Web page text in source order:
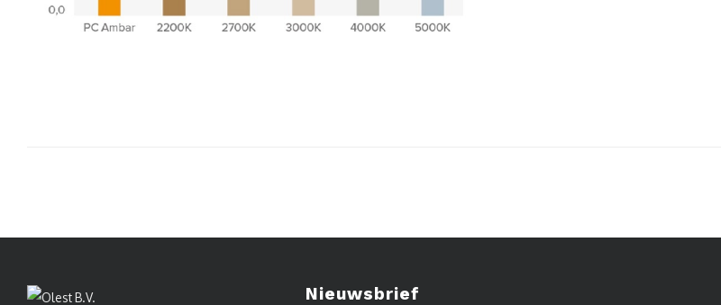
Nieuwsbrief